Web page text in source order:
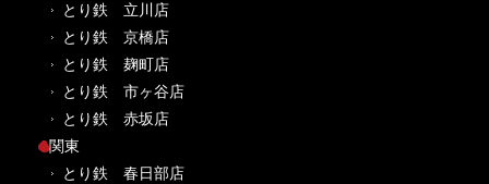
とり鉄 立川店
とり鉄 京橋店
とり鉄 麹町店
とり鉄 市ヶ谷店
とり鉄 赤坂店
関東
とり鉄 春日部店